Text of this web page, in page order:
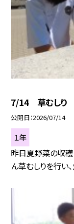
7/14 草むしり
公開日 2026/07/14
１年
昨日夏野菜の収穫
ん草むしりを行い